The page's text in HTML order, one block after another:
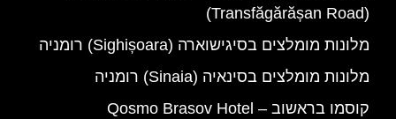
(Transfăgărășan Road)
מלונות מומלצים בסיגישוארה (Sighișoara) רומניה
מלונות מומלצים בסינאיה (Sinaia) רומניה
קוסמו בראשוב – Qosmo Brasov Hotel